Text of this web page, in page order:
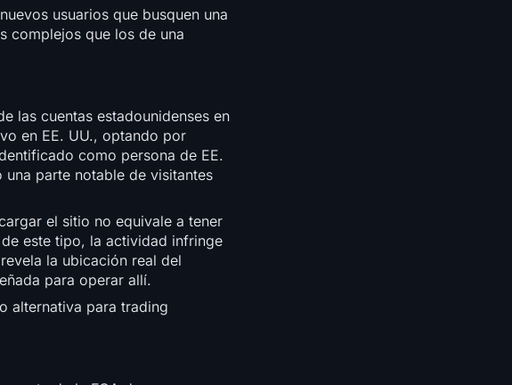
usuarios que busquen una
complejos que los de una
las cuentas estadounidenses en
en EE. UU., optando por
como persona de EE.
parte notable de visitantes
el sitio no equivale a tener
este tipo, la actividad infringe
la ubicación real del
para operar allí.
alternativa para trading